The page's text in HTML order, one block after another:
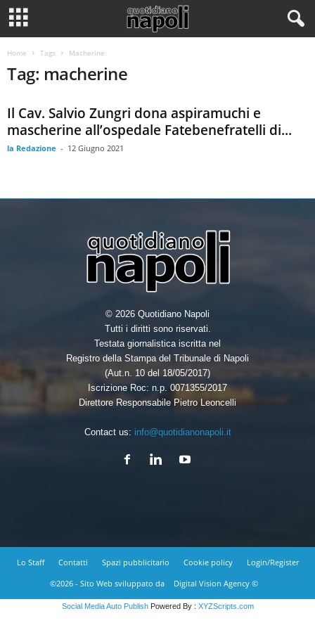
Home Tags Macherine
Tag: macherine
Il Cav. Salvio Zungri dona aspiramuchi e
mascherine all’ospedale Fatebenefratelli di...
la Redazione - 12 Giugno 2021
© 2026 Quotidiano Napoli
Tutti i diritti sono riservati.
Testata giornalistica iscritta nel
Registro della Stampa del Tribunale di Napoli
(Aut.n. 10 del 18/05/2017)
Iscrizione Roc: n.p. 0071355/2017
Direttore Responsabile Pietro Leoncelli
Contact us: info@quotidianonapoli.it
Lo Staff Contatti Spazi pubblicitario Cookie policy
Login/Register
©2026 - Sito Web sviluppato da
Digital Vision Agency ©
Social Media Auto PublishPowered By : XYZScripts.com